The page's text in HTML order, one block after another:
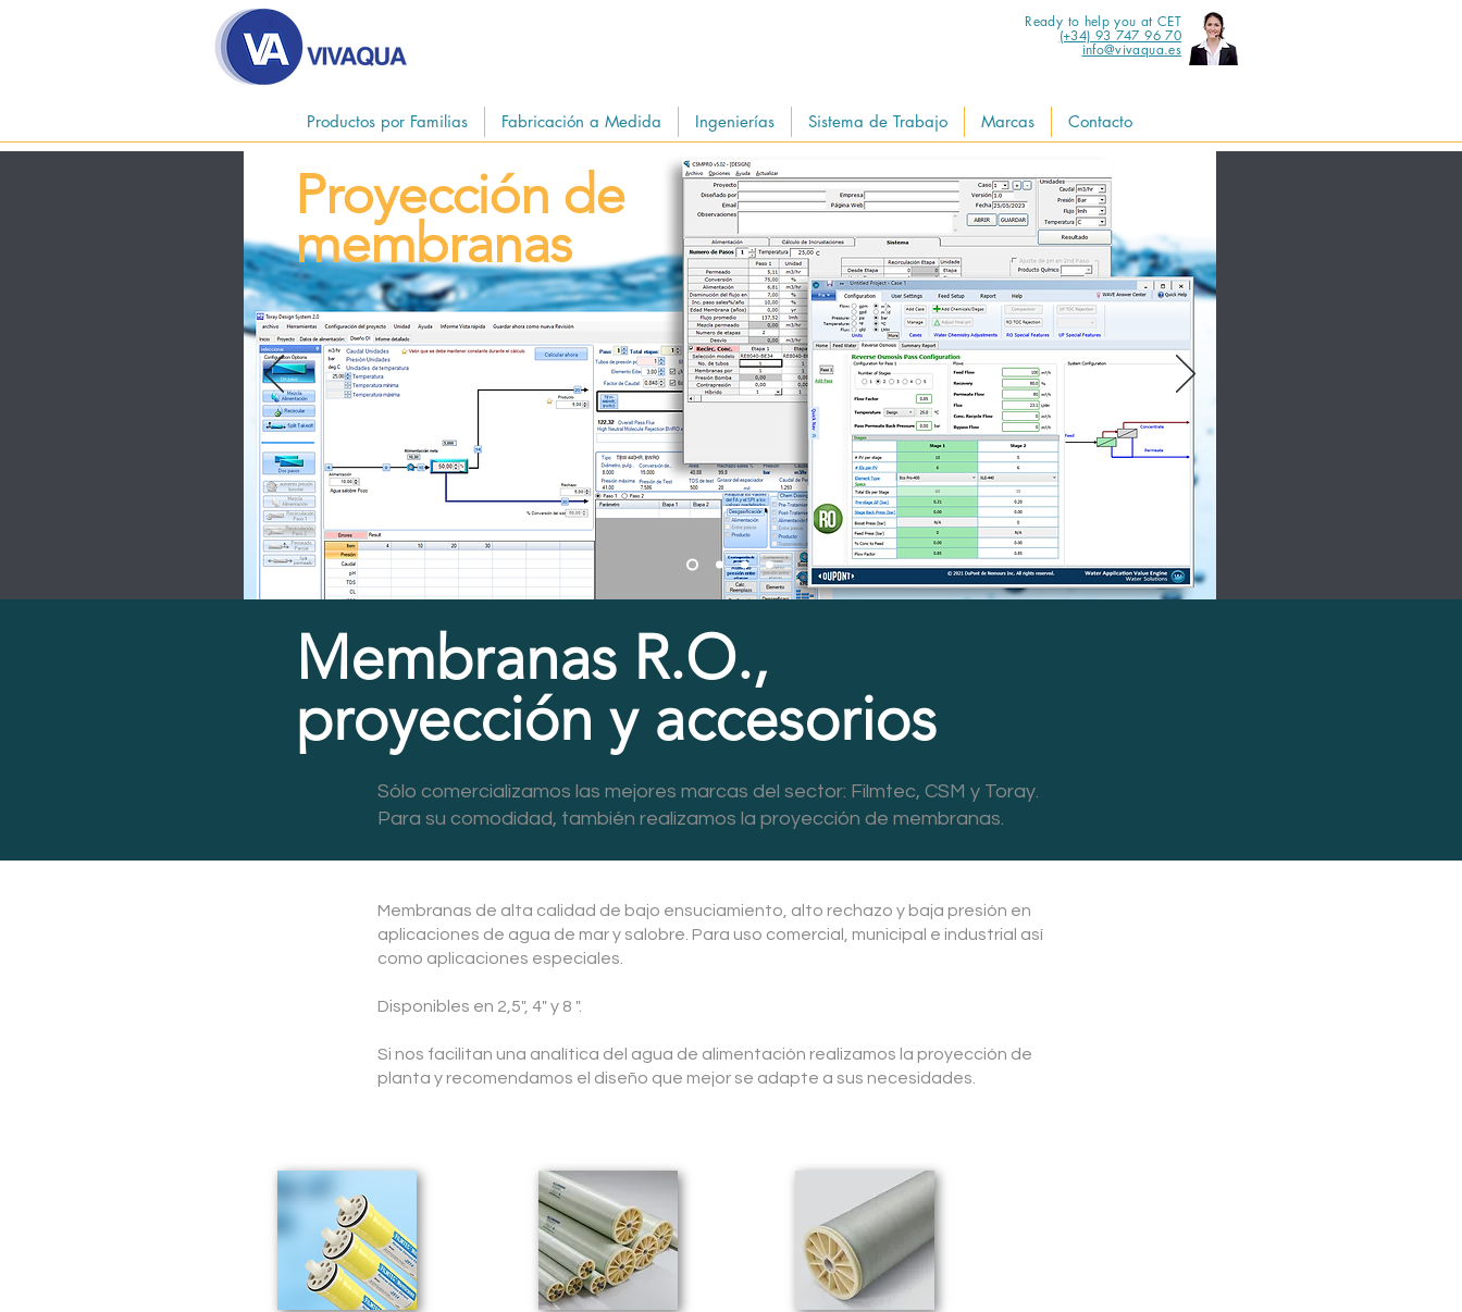
Ready to help you at CET
(+34) 93 747 96 70
info@vivaqua.es
Productos por Familias Fabricación a Medida Ingenierías Sistema de Trabajo Marcas Contacto
Proyección de
membranas
Membranas R.O.,
proyección y accesorios
Sólo comercializamos las mejores marcas del sector: Filmtec, CSM y Toray.
Para su comodidad, también realizamos la proyección de membranas.
Membranas de alta calidad de bajo ensuciamiento, alto rechazo y baja presión en
aplicaciones de agua de mar y salobre. Para uso comercial, municipal e industrial así
como aplicaciones especiales.
Disponibles en 2,5", 4" y 8 ".
Si nos facilitan una analítica del agua de alimentación realizamos la proyección de
planta y recomendamos el diseño que mejor se adapte a sus necesidades.